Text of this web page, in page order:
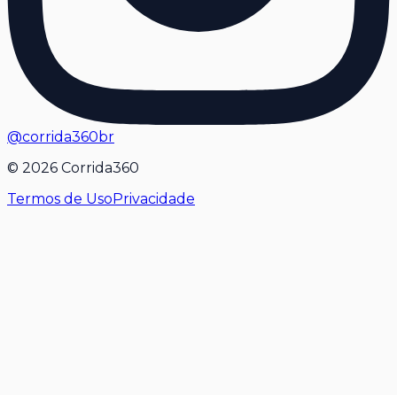
@corrida360br
© 2026 Corrida360
Termos de Uso Privacidade